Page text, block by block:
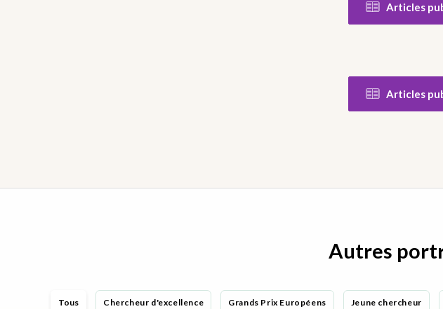
Articles
Articles
Autres
Tous Chercheur d'excellence Grands Prix Européens Jeune chercheur